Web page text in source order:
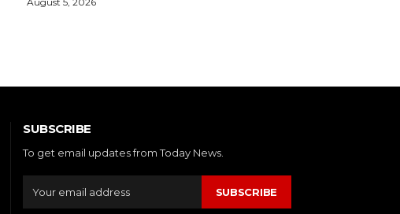
SUBSCRIBE
To get email updates from Today News.
SUBSCRIBE